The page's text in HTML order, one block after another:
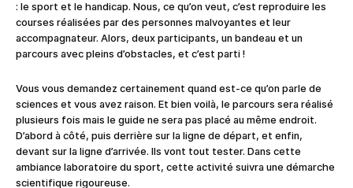
: le sport et le handicap. Nous, ce qu’on veut, c’est reproduire les
courses réalisées par des personnes malvoyantes et leur
accompagnateur. Alors, deux participants, un bandeau et un
parcours avec pleins d’obstacles, et c’est parti !
Vous vous demandez certainement quand est-ce qu’on parle de
sciences et vous avez raison. Et bien voilà, le parcours sera réalisé
plusieurs fois mais le guide ne sera pas placé au même endroit.
D’abord à côté, puis derrière sur la ligne de départ, et enfin,
devant sur la ligne d’arrivée. Ils vont tout tester. Dans cette
ambiance laboratoire du sport, cette activité suivra une démarche
scientifique rigoureuse.